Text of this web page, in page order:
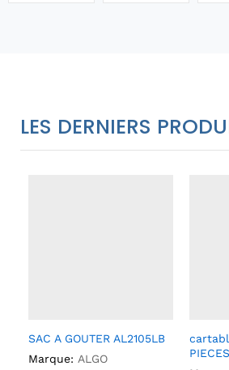
LES DERNIERS
SAC A GOUTER AL2105LB
Marque: ALGO